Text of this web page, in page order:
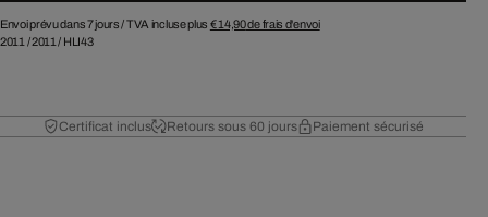
Envoi prévu dans 7 jours /TVA incluse plus € 14,90de frais d'envoi
2011 /2011 / HLI43
Certificat inclus Retours sous 60 jours Paiement sécurisé